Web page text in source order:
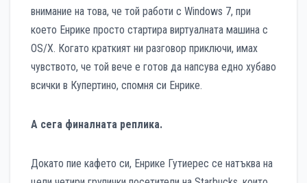
внимание на това, че той работи с Windows 7, при
което Енрике просто стартира виртуалната машина с
OS/X. Когато краткият ни разговор приключи, имах
чувството, че той вече е готов да напсува едно хубаво
всички в Купертино, спомня си Енрике.
А сега финалната реплика.
Докато пие кафето си, Енрике Гутиерес се натъква на